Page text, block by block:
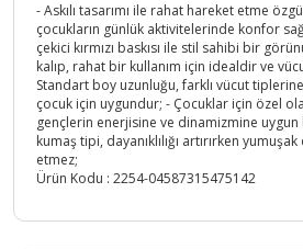
- Askılı tasarımı ile rahat hareket etme
çocukların günlük aktivitelerinde konfor
çekici kırmızı baskısı ile stil sahibi bir
kalıp, rahat bir kullanım için idealdir ve
Standart boy uzunluğu, farklı vücut
çocuk için uygundur; - Çocuklar için özel
gençlerin enerjisine ve dinamizmine
kumaş tipi, dayanıklılığı artırırken
etmez;
Ürün Kodu : 2254-04587315475142